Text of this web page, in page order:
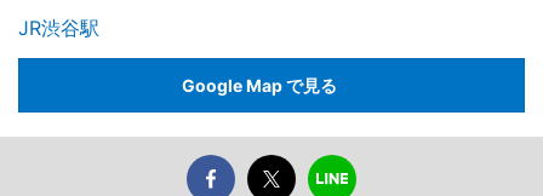
JR渋谷駅
Google Map で見る